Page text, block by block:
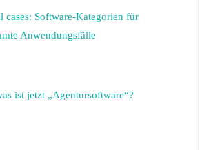
cases: Software-Kategorien für
Anwendungsfälle
ist jetzt „Agentursoftware“?